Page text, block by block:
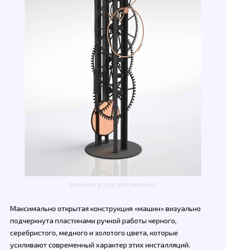
Нажмите для увеличения
Максимально открытая конструкция «машин» визуально
подчеркнута пластинами ручной работы черного,
серебристого, медного и золотого цвета, которые
усиливают современный характер этих инсталляций.